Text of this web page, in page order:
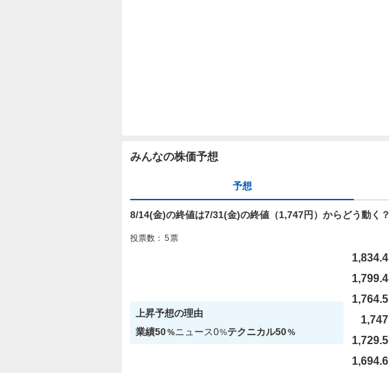
みんなの株価予想
予想
8/14(金)の終値は7/31(金)の終値（1,747円）からどう動く？
投票数： 5票
上昇予想の理由
業績50%ニュース0%テクニカル50%
1,834.4
1,799.4
1,764.5
1,747
1,729.5
1,694.6